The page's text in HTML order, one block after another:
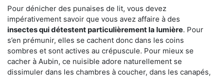
Pour dénicher des punaises de lit, vous devez
impérativement savoir que vous avez affaire à des
insectes qui détestent particulièrement la lumière. Pour
s’en prémunir, elles se cachent donc dans les coins
sombres et sont actives au crépuscule. Pour mieux se
cacher à Aubin, ce nuisible adore naturellement se
dissimuler dans les chambres à coucher, dans les canapés,